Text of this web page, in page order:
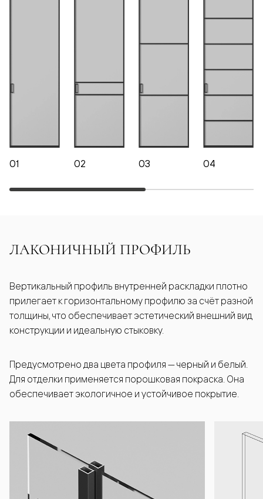
01 02 03 04
ЛАКОНИЧНЫЙ ПРОФИЛЬ
Вертикальный профиль внутренней раскладки плотно
прилегает к горизонтальному профилю за счёт разной
толщины, что обеспечивает эстетический внешний вид
конструкции и идеальную стыковку.
Предусмотрено два цвета профиля — черный и белый.
Для отделки применяется порошковая покраска. Она
обеспечивает экологичное и устойчивое покрытие.